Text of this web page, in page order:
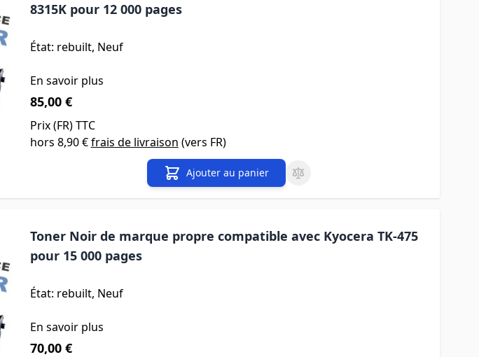
8315K pour 12 000 pages
État: rebuilt, Neuf
En savoir plus
85,00 €
Prix (FR) TTC
hors 8,90 €frais de livraison (vers FR)
Ajouter au panier
Toner Noir de marque propre compatible avec Kyocera TK-475
pour 15 000 pages
État: rebuilt, Neuf
En savoir plus
70,00 €